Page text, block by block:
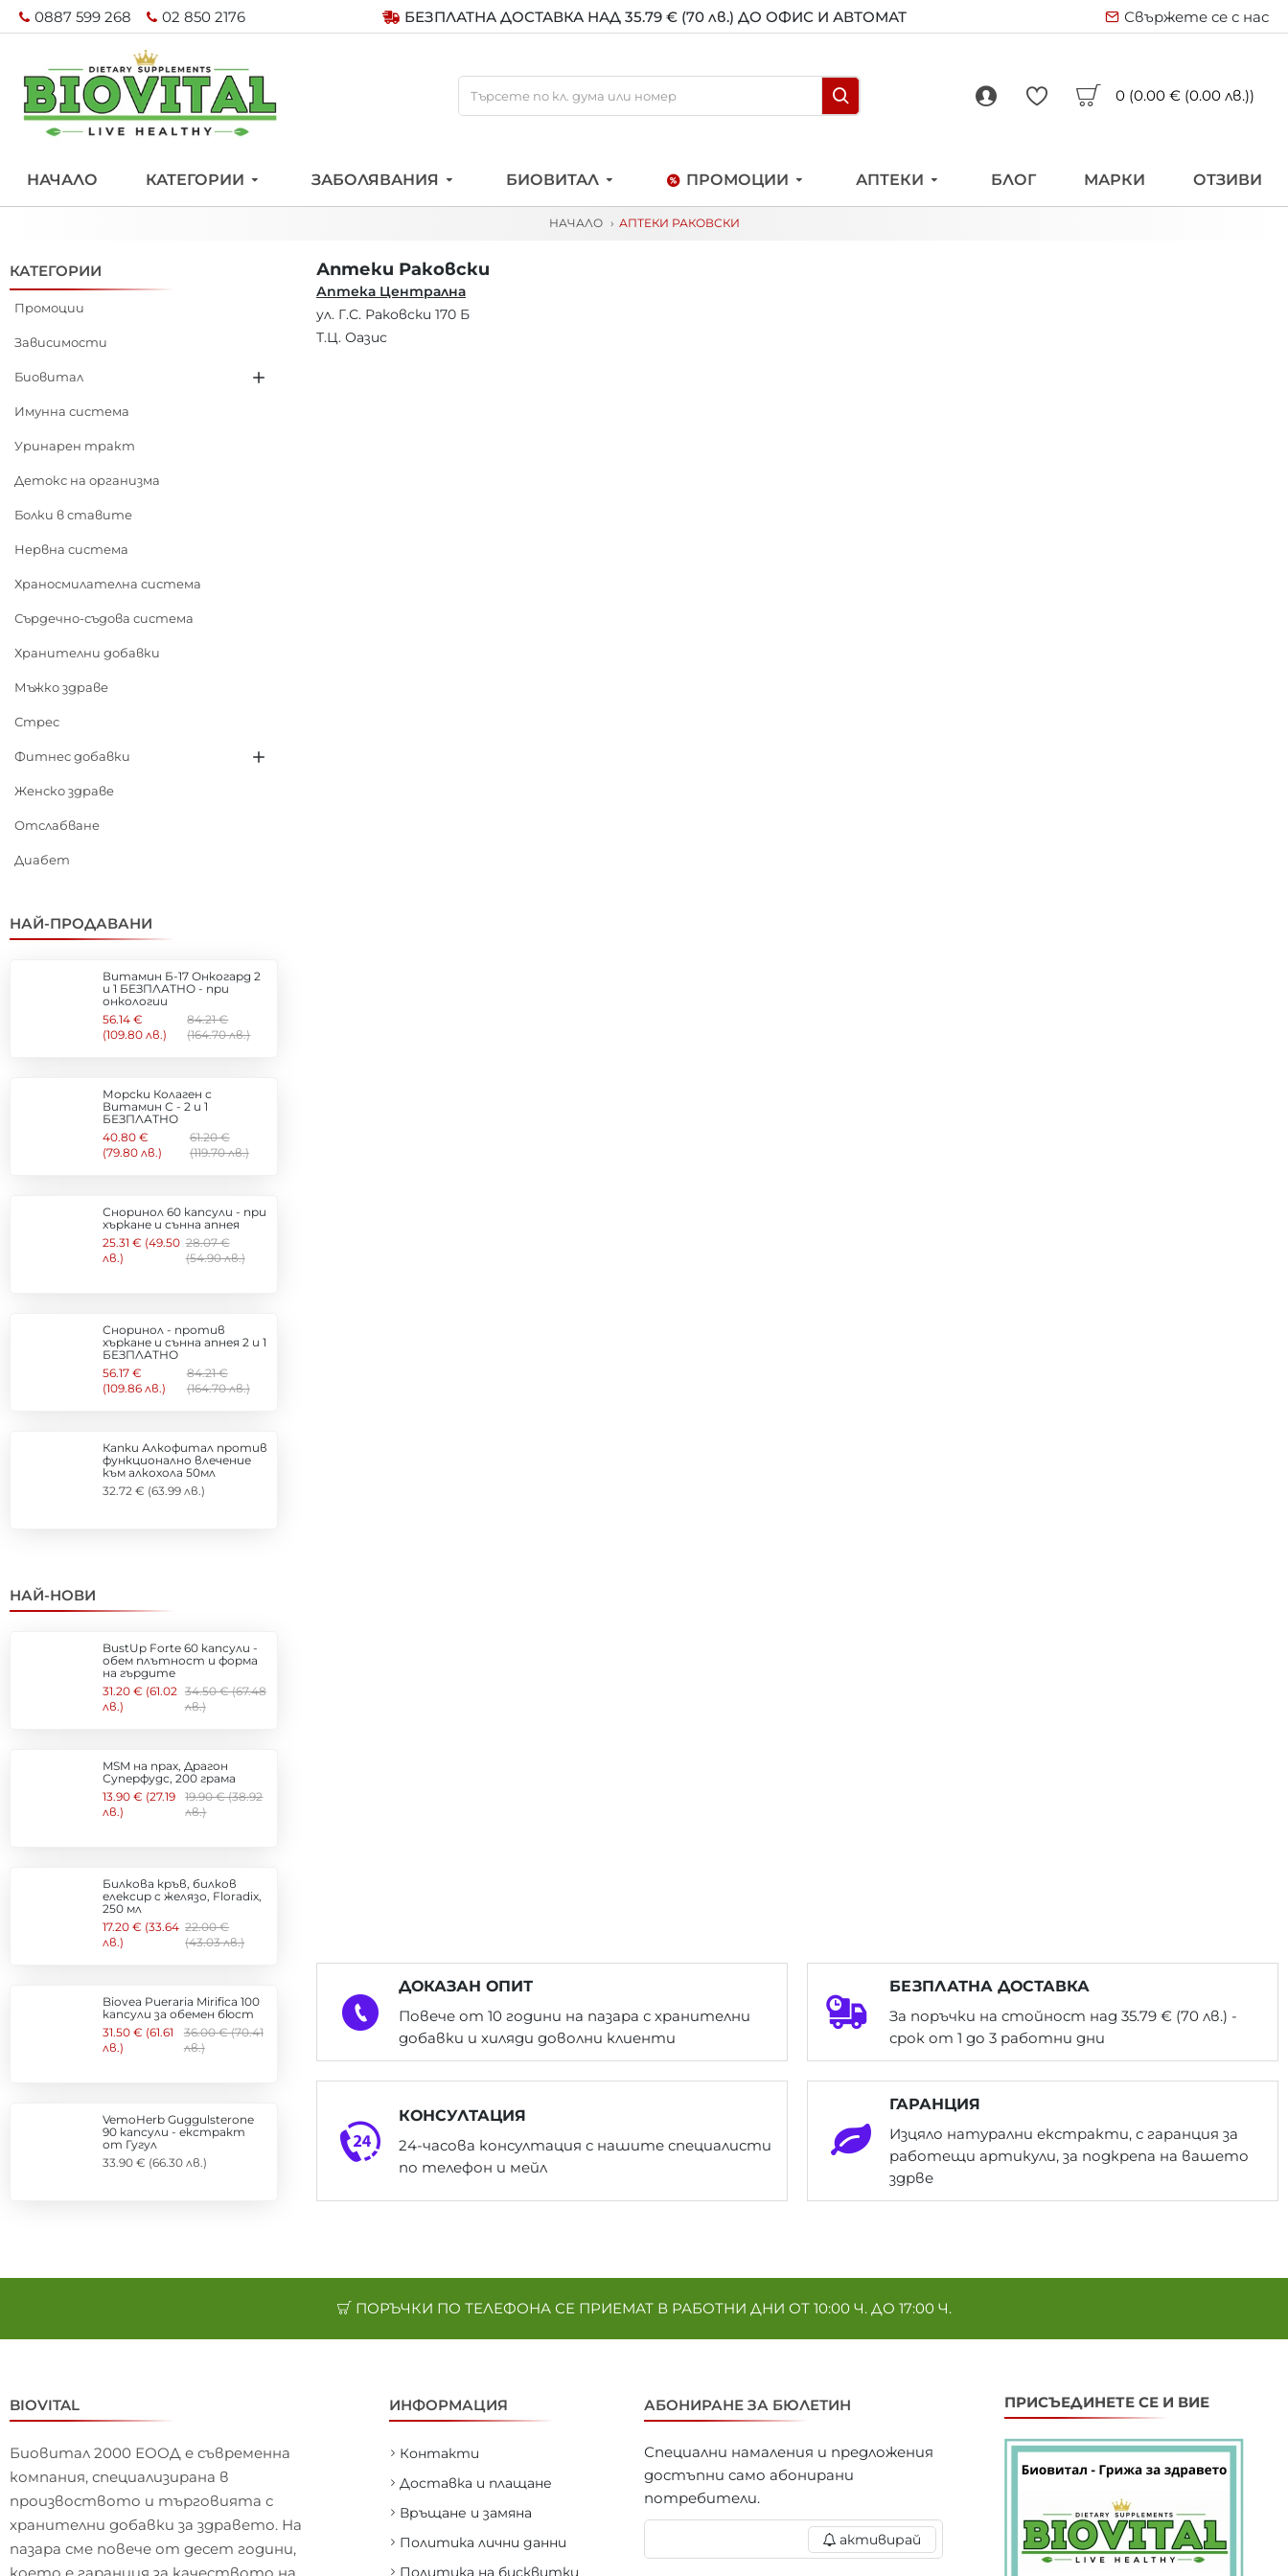
0887 599 268 02 850 2176 БЕЗПЛАТНА ДОСТАВКА НАД 35.79 € (70 лв.) ДО ОФИС И АВТОМАТ Свържете се с нас
0 (0.00 € (0.00 лв.))
НАЧАЛО КАТЕГОРИИ ЗАБОЛЯВАНИЯ БИОВИТАЛ ПРОМОЦИИ АПТЕКИ БЛОГ МАРКИ ОТЗИВИ
НАЧАЛО АПТЕКИ РАКОВСКИ
КАТЕГОРИИ
Промоции
Зависимости
Биовитал
Имунна система
Уринарен тракт
Детокс на организма
Болки в ставите
Нервна система
Храносмилателна система
Сърдечно-съдова система
Хранителни добавки
Мъжко здраве
Стрес
Фитнес добавки
Женско здраве
Отслабване
Диабет
НАЙ-ПРОДАВАНИ
Витамин Б-17 Онкогард 2
и 1 БЕЗПЛАТНО - при
онкологии
56.14 €
(109.80 лв.)
84.21 €
(164.70 лв.)
Морски Колаген с
Витамин С - 2 и 1
БЕЗПЛАТНО
40.80 €
(79.80 лв.)
61.20 €
(119.70 лв.)
Сноринол 60 капсули - при
хъркане и сънна апнея
25.31 € (49.50
лв.)
28.07 €
(54.90 лв.)
Сноринол - против
хъркане и сънна апнея 2 и 1
БЕЗПЛАТНО
56.17 €
(109.86 лв.)
84.21 €
(164.70 лв.)
Капки Алкофитал против
функционално влечение
към алкохола 50мл
32.72 € (63.99 лв.)
НАЙ-НОВИ
BustUp Forte 60 капсули -
обем плътност и форма
на гърдите
31.20 € (61.02
лв.)
34.50 € (67.48
лв.)
MSM на прах, Драгон
Суперфудс, 200 грама
13.90 € (27.19
лв.)
19.90 € (38.92
лв.)
Билкова кръв, билков
елексир с желязо, Floradix,
250 мл
17.20 € (33.64
лв.)
22.00 €
(43.03 лв.)
Biovea Pueraria Mirifica 100
капсули за обемен бюст
31.50 € (61.61
лв.)
36.00 € (70.41
лв.)
VemoHerb Guggulsterone
90 капсули - екстракт
от Гугул
33.90 € (66.30 лв.)
Аптеки Раковски
Аптека Централна
ул. Г.С. Раковски 170 Б
Т.Ц. Оазис
ДОКАЗАН ОПИТ
Повече от 10 години на пазара с хранителни
добавки и хиляди доволни клиенти
БЕЗПЛАТНА ДОСТАВКА
За поръчки на стойност над 35.79 € (70 лв.) -
срок от 1 до 3 работни дни
КОНСУЛТАЦИЯ
24-часова консултация с нашите специалисти
по телефон и мейл
ГАРАНЦИЯ
Изцяло натурални екстракти, с гаранция за
работещи артикули, за подкрепа на вашето
здрве
ПОРЪЧКИ ПО ТЕЛЕФОНА СЕ ПРИЕМАТ В РАБОТНИ ДНИ ОТ 10:00 Ч. ДО 17:00 Ч.
BIOVITAL
Биовитал 2000 ЕООД е съвременна
компания, специализирана в
произвоството и търговията с
хранителни добавки за здравето. На
пазара сме повече от десет години,
ИНФОРМАЦИЯ
Контакти
Доставка и плащане
Връщане и замяна
Политика лични данни
Политика на бисквитки
АБОНИРАНЕ ЗА БЮЛЕТИН
Специални намаления и предложения
достъпни само абонирани
потребители.
активирай
ПРИСЪЕДИНЕТЕ СЕ И ВИЕ